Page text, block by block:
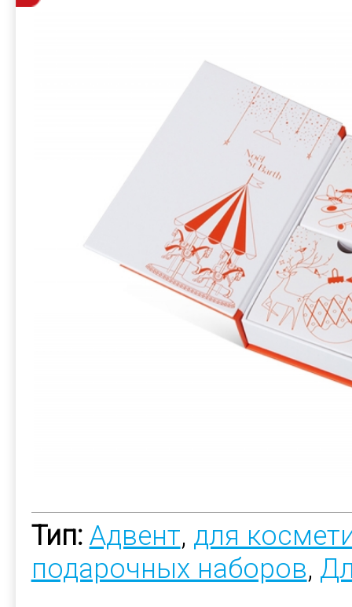
Тип: Адвент, для
подарочных наборов,